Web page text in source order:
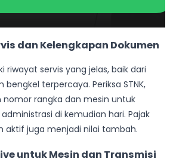
dan Kelengkapan Dokumen
riwayat servis yang jelas, baik dari
terpercaya. Periksa STNK,
nomor rangka dan mesin untuk
di kemudian hari. Pajak
aktif juga menjadi nilai tambah.
untuk Mesin dan Transmisi